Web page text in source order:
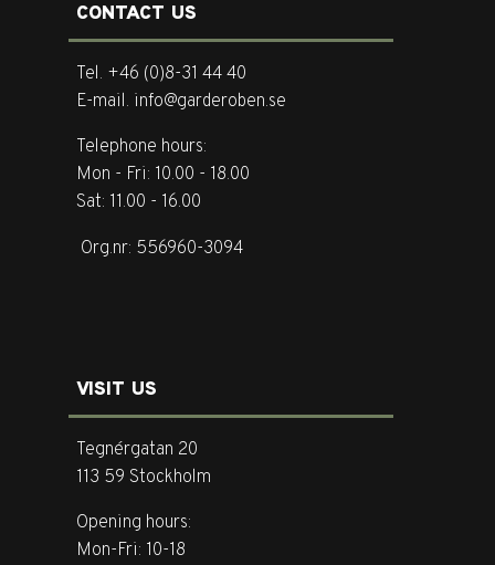
CONTACT US
Tel. +46 (0)8-31 44 40
E-mail. info@garderoben.se
Telephone hours:
Mon - Fri: 10.00 - 18.00
Sat: 11.00 - 16.00
Org.nr: 556960-3094
VISIT US
Tegnérgatan 20
113 59 Stockholm
Opening hours:
Mon-Fri: 10-18